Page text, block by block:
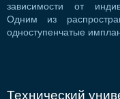
зависимости от
Одним из
одноступенчатые
Технический